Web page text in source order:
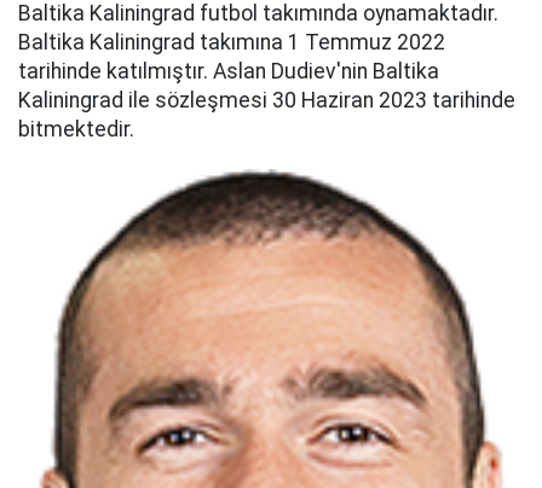
Baltika Kaliningrad futbol takımında oynamaktadır.
Baltika Kaliningrad takımına 1 Temmuz 2022
tarihinde katılmıştır. Aslan Dudiev'nin Baltika
Kaliningrad ile sözleşmesi 30 Haziran 2023 tarihinde
bitmektedir.